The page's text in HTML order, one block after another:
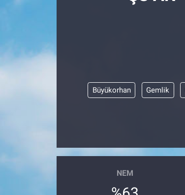
Büyükorhan Gemlik
NEM